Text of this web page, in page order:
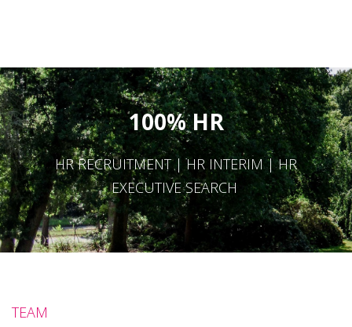
100% HR
HR RECRUITMENT | HR INTERIM | HR
EXECUTIVE SEARCH
TEAM